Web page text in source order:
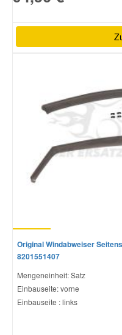
Original Windabweiser
8201551407
Mengeneinheit: Satz
Einbauseite: vorne
Einbauseite : links